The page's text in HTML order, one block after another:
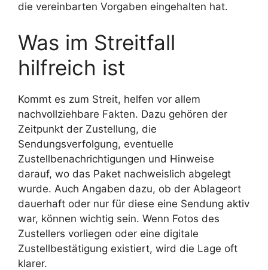
die vereinbarten Vorgaben eingehalten hat.
Was im Streitfall
hilfreich ist
Kommt es zum Streit, helfen vor allem
nachvollziehbare Fakten. Dazu gehören der
Zeitpunkt der Zustellung, die
Sendungsverfolgung, eventuelle
Zustellbenachrichtigungen und Hinweise
darauf, wo das Paket nachweislich abgelegt
wurde. Auch Angaben dazu, ob der Ablageort
dauerhaft oder nur für diese eine Sendung aktiv
war, können wichtig sein. Wenn Fotos des
Zustellers vorliegen oder eine digitale
Zustellbestätigung existiert, wird die Lage oft
klarer.